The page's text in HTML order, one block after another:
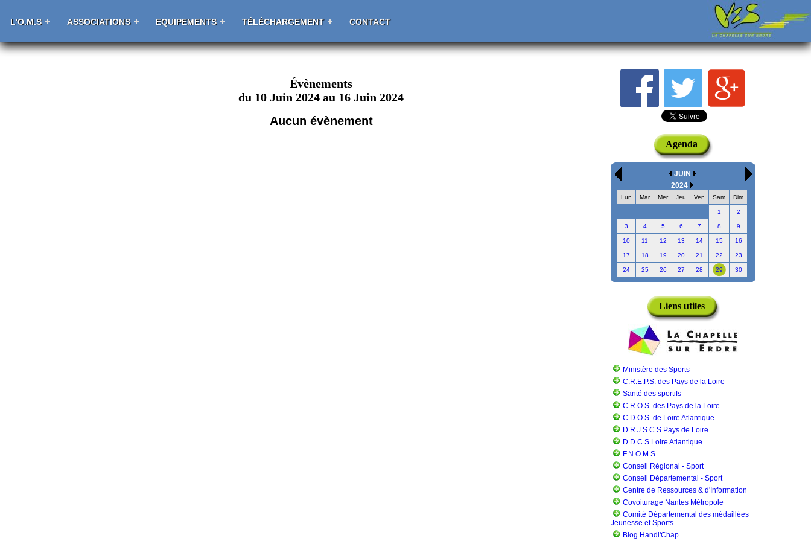
L'O.M.S ASSOCIATIONS EQUIPEMENTS TÉLÉCHARGEMENT CONTACT
Évènements
du 10 Juin 2024 au 16 Juin 2024
Aucun évènement
Agenda
JUIN
2024
Lun Mar Mer Jeu Ven Sam Dim
1 2
3 4 5 6 7 8 9
10 11 12 13 14 15 16
17 18 19 20 21 22 23
24 25 26 27 28 29 30
Liens utiles
Ministère des Sports
C.R.E.P.S. des Pays de la Loire
Santé des sportifs
C.R.O.S. des Pays de la Loire
C.D.O.S. de Loire Atlantique
D.R.J.S.C.S Pays de Loire
D.D.C.S Loire Atlantique
F.N.O.M.S.
Conseil Régional - Sport
Conseil Départemental - Sport
Centre de Ressources & d'Information
Covoiturage Nantes Métropole
Comité Départemental des médaillées
Jeunesse et Sports
Blog Handi'Chap